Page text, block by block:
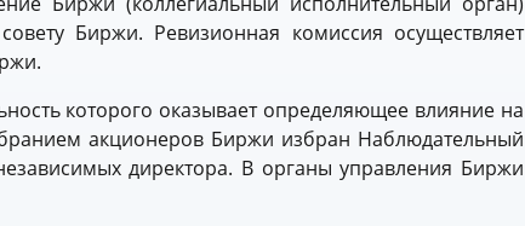
Биржи. Ревизионная комиссия осуществляет
которого оказывает определяющее влияние на
акционеров Биржи избран Наблюдательный
директора. В органы управления Биржи